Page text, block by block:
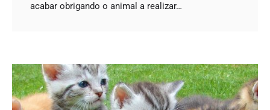
acabar obrigando o animal a realizar…